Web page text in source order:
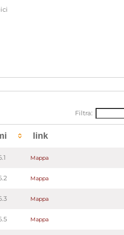
Filtra:
link
Mappa
Mappa
Mappa
Mappa